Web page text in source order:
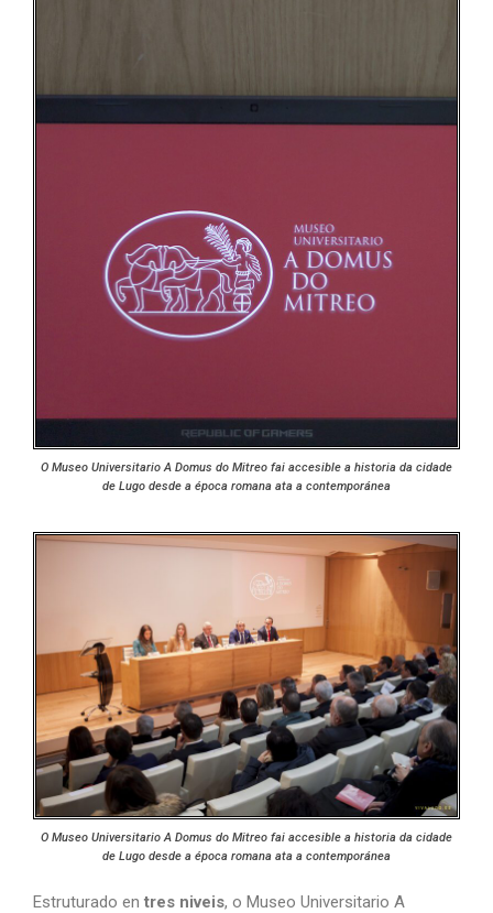
O Museo Universitario A Domus do Mitreo fai accesible a historia da cidade
de Lugo desde a época romana ata a contemporánea
O Museo Universitario A Domus do Mitreo fai accesible a historia da cidade
de Lugo desde a época romana ata a contemporánea
Estruturado en tres niveis, o Museo Universitario A